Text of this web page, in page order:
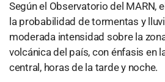
Según el Observatorio del MARN,
la probabilidad de tormentas y
moderada intensidad sobre la
volcánica del país, con énfasis en
central, horas de la tarde y noche.